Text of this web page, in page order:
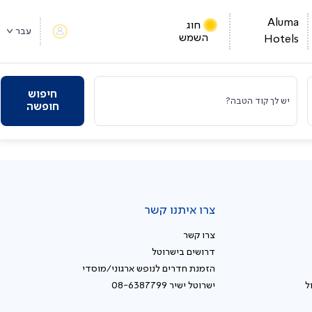
Aluma
Hotels
חוג
השמש
עבר
יש לך קוד הטבה?
חיפוש
חופשה
צרו איתנו קשר
צרו קשר
דרושים בישרוטל
הזמנת חדרים לנופש ארגוני/מוסדי
ישרוטל ישיר 08-6387799